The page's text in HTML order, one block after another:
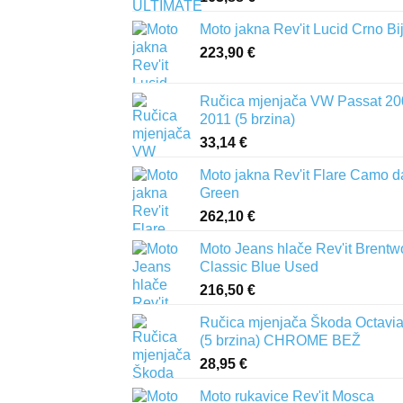
Moto jakna Rev'it Lucid Crno
223,90 €
Ručica mjenjača VW Passat
2011 (5 brzina)
33,14 €
Moto jakna Rev'it Flare Camo
Green
262,10 €
Moto Jeans hlače Rev'it
Classic Blue Used
216,50 €
Ručica mjenjača Škoda Octavia
(5 brzina) CHROME BEŽ
28,95 €
Moto rukavice Rev'it Mosca